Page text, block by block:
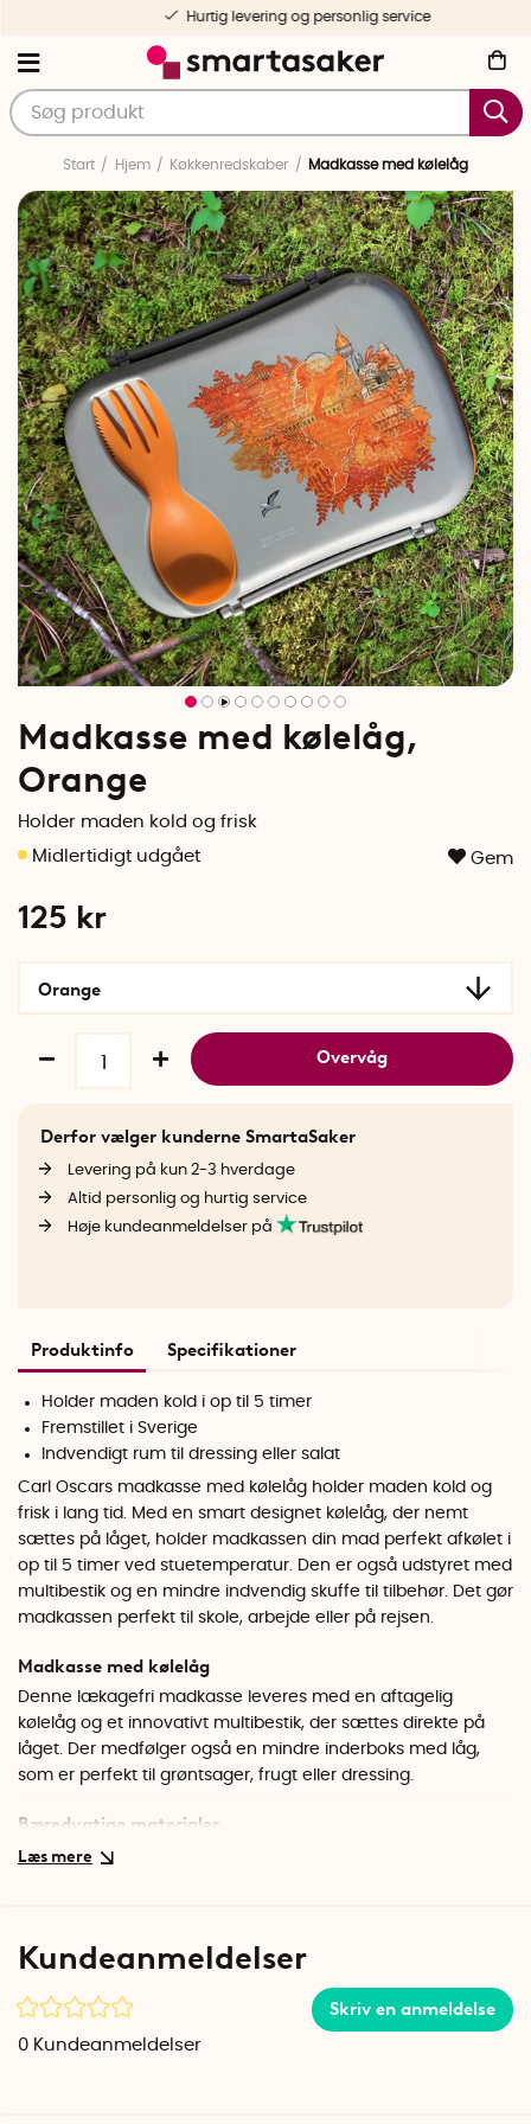
Hurtig levering og personlig service
Start Hjem Køkkenredskaber Madkasse med kølelåg
Madkasse med kølelåg,
Orange
Holder maden kold og frisk
Gem
125 kr
Orange
Overvåg
Derfor vælger kunderne SmartaSaker
Levering på kun 2-3 hverdage
Altid personlig og hurtig service
Høje kundeanmeldelser på
Produktinfo Specifikationer
Holder maden kold i op til 5 timer
Fremstillet i Sverige
Indvendigt rum til dressing eller salat
Carl Oscars madkasse med kølelåg holder maden kold og
frisk i lang tid. Med en smart designet kølelåg, der nemt
sættes på låget, holder madkassen din mad perfekt afkølet i
op til 5 timer ved stuetemperatur. Den er også udstyret med
multibestik og en mindre indvendig skuffe til tilbehør. Det gør
madkassen perfekt til skole, arbejde eller på rejsen.
Madkasse med kølelåg
Denne lækagefri madkasse leveres med en aftagelig
kølelåg og et innovativt multibestik, der sættes direkte på
låget. Der medfølger også en mindre inderboks med låg,
som er perfekt til grøntsager, frugt eller dressing.
Bæredygtige materialer
Carl Oscar madkassen er fremstillet af PP- og tritanplast
inderkassen kan bruges i mikrobølgeovnen og vaskes i
maskinens øverste rum, hvilket gør rengøringen nem og
effektiv. Bemærk, at kølelåget ikke tåler mikroovn, men kan
vaskes i opvaskemaskine.
Kundeanmeldelser
Skriv en anmeldelse
0 Kundeanmeldelser